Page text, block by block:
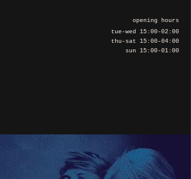
opening hours
tue-wed 15:00-02:00
thu-sat 15:00-04:00
sun 15:00-01:00